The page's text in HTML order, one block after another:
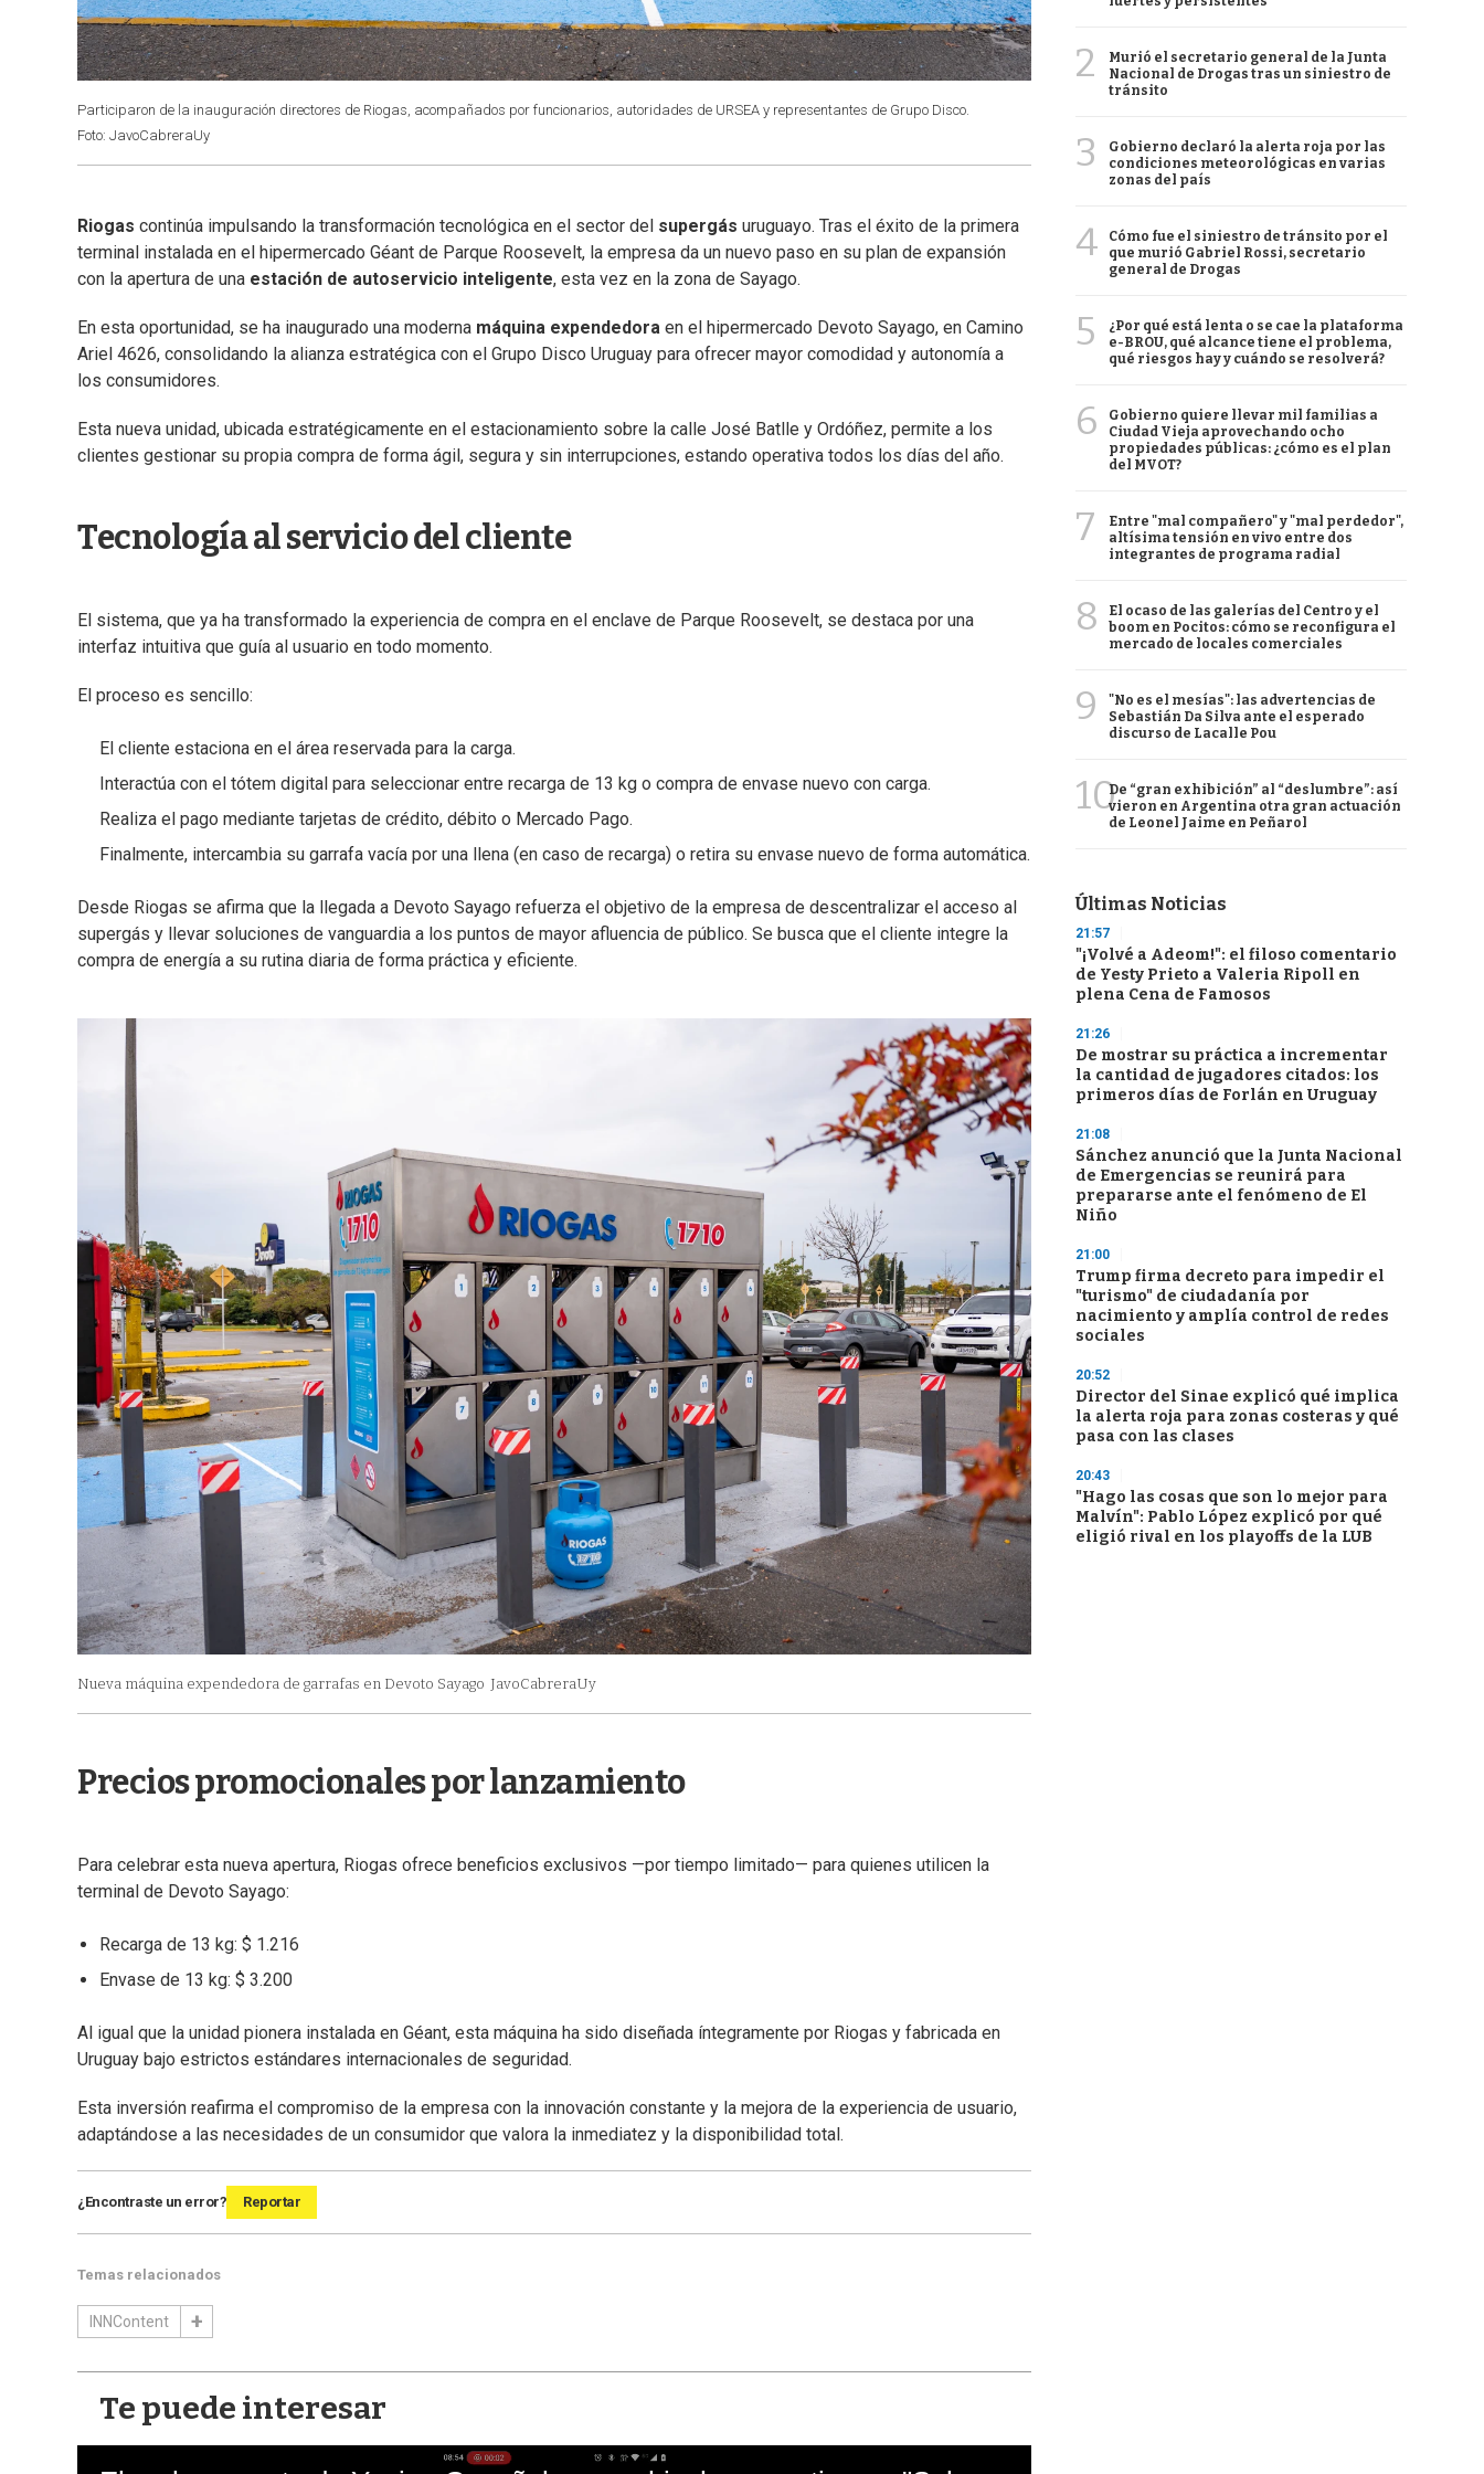
Participaron de la inauguración directores de Riogas, acompañados por funcionarios, autoridades de URSEA y representantes de Grupo Disco.
Foto: JavoCabreraUy
Riogas continúa impulsando la transformación tecnológica en el sector del supergás uruguayo. Tras el éxito de la primera
terminal instalada en el hipermercado Géant de Parque Roosevelt, la empresa da un nuevo paso en su plan de expansión
con la apertura de una estación de autoservicio inteligente, esta vez en la zona de Sayago.
En esta oportunidad, se ha inaugurado una moderna máquina expendedora en el hipermercado Devoto Sayago, en Camino
Ariel 4626, consolidando la alianza estratégica con el Grupo Disco Uruguay para ofrecer mayor comodidad y autonomía a
los consumidores.
Esta nueva unidad, ubicada estratégicamente en el estacionamiento sobre la calle José Batlle y Ordóñez, permite a los
clientes gestionar su propia compra de forma ágil, segura y sin interrupciones, estando operativa todos los días del año.
Tecnología al servicio del cliente
El sistema, que ya ha transformado la experiencia de compra en el enclave de Parque Roosevelt, se destaca por una
interfaz intuitiva que guía al usuario en todo momento.
El proceso es sencillo:
El cliente estaciona en el área reservada para la carga.
Interactúa con el tótem digital para seleccionar entre recarga de 13 kg o compra de envase nuevo con carga.
Realiza el pago mediante tarjetas de crédito, débito o Mercado Pago.
Finalmente, intercambia su garrafa vacía por una llena (en caso de recarga) o retira su envase nuevo de forma automática.
Desde Riogas se afirma que la llegada a Devoto Sayago refuerza el objetivo de la empresa de descentralizar el acceso al
supergás y llevar soluciones de vanguardia a los puntos de mayor afluencia de público. Se busca que el cliente integre la
compra de energía a su rutina diaria de forma práctica y eficiente.
Nueva máquina expendedora de garrafas en Devoto Sayago JavoCabreraUy
Precios promocionales por lanzamiento
Para celebrar esta nueva apertura, Riogas ofrece beneficios exclusivos —por tiempo limitado— para quienes utilicen la
terminal de Devoto Sayago:
Recarga de 13 kg: $ 1.216
Envase de 13 kg: $ 3.200
Al igual que la unidad pionera instalada en Géant, esta máquina ha sido diseñada íntegramente por Riogas y fabricada en
Uruguay bajo estrictos estándares internacionales de seguridad.
Esta inversión reafirma el compromiso de la empresa con la innovación constante y la mejora de la experiencia de usuario,
adaptándose a las necesidades de un consumidor que valora la inmediatez y la disponibilidad total.
¿Encontraste un error? Reportar
Temas relacionados
INNContent
Te puede interesar
2
Murió el secretario general de la Junta
Nacional de Drogas tras un siniestro de
tránsito
3
Gobierno declaró la alerta roja por las
condiciones meteorológicas en varias
zonas del país
4
Cómo fue el siniestro de tránsito por el
que murió Gabriel Rossi, secretario
general de Drogas
5
¿Por qué está lenta o se cae la plataforma
e-BROU, qué alcance tiene el problema,
qué riesgos hay y cuándo se resolverá?
6
Gobierno quiere llevar mil familias a
Ciudad Vieja aprovechando ocho
propiedades públicas: ¿cómo es el plan
del MVOT?
7
Entre "mal compañero" y "mal perdedor",
altísima tensión en vivo entre dos
integrantes de programa radial
8
El ocaso de las galerías del Centro y el
boom en Pocitos: cómo se reconfigura el
mercado de locales comerciales
9
"No es el mesías": las advertencias de
Sebastián Da Silva ante el esperado
discurso de Lacalle Pou
10De “gran exhibición” al “deslumbre”: así
vieron en Argentina otra gran actuación
de Leonel Jaime en Peñarol
Últimas Noticias
21:57
"¡Volvé a Adeom!": el filoso comentario
de Yesty Prieto a Valeria Ripoll en
plena Cena de Famosos
21:26
De mostrar su práctica a incrementar
la cantidad de jugadores citados: los
primeros días de Forlán en Uruguay
21:08
Sánchez anunció que la Junta Nacional
de Emergencias se reunirá para
prepararse ante el fenómeno de El
Niño
21:00
Trump firma decreto para impedir el
"turismo" de ciudadanía por
nacimiento y amplía control de redes
sociales
20:52
Director del Sinae explicó qué implica
la alerta roja para zonas costeras y qué
pasa con las clases
20:43
"Hago las cosas que son lo mejor para
Malvín": Pablo López explicó por qué
eligió rival en los playoffs de la LUB